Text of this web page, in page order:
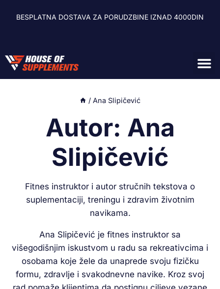
BESPLATNA DOSTAVA ZA PORUDZBINE IZNAD 4000DIN
/ Ana Slipičević
Autor: Ana
Slipičević
Fitnes instruktor i autor stručnih tekstova o
suplementaciji, treningu i zdravim životnim
navikama.
Ana Slipičević je fitnes instruktor sa
višegodišnjim iskustvom u radu sa rekreativcima i
osobama koje žele da unaprede svoju fizičku
formu, zdravlje i svakodnevne navike. Kroz svoj